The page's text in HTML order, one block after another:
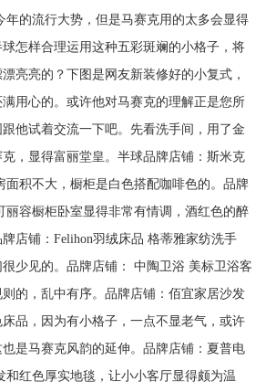
行大势，但是马赛克用的太多会显得
怎样合理运用这种五彩斑斓的小格子，将
亮亮的？下图是网友新装修好的小复式，
用心的。或许他对马赛克的理解正是您所
他试着交流一下吧。先看洗手间，用了金
，显得富丽堂皇。半球品牌店铺：斯米克
面积不大，橱柜是白色搭配咖啡色的。品牌
丽容橱柜卧室显得非常有情调，酒红色的醉
店铺：Felihon羽绒床品 格蒂雅家纺洗手
少见的。品牌店铺： 中陶卫浴 美标卫浴客
的，乱中有序。品牌店铺：佰宜家居沙发
品，因为有小格子，一点不显老气，或许
是马赛克风韵的延伸。品牌店铺：夏普电
和红色厚实地毯，让小小客厅显得颇为温